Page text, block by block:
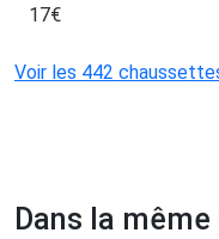
17€
Voir les 442
Dans la